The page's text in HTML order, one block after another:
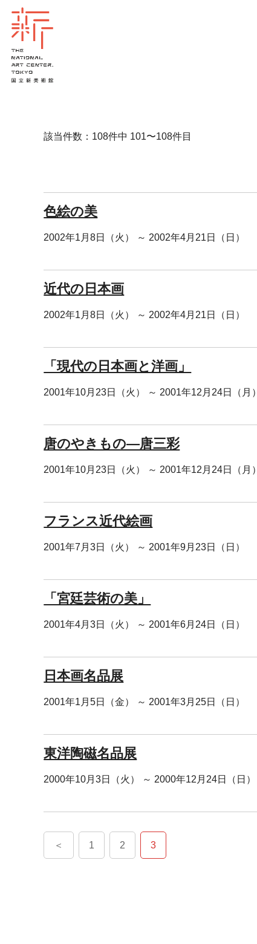
該当件数：108件中 101〜108件目
色絵の美
2002年1月8日（火） ～ 2002年4月21日（日）
近代の日本画
2002年1月8日（火） ～ 2002年4月21日（日）
「現代の日本画と洋画」
2001年10月23日（火） ～ 2001年12月24日（月）
唐のやきもの―唐三彩
2001年10月23日（火） ～ 2001年12月24日（月）
フランス近代絵画
2001年7月3日（火） ～ 2001年9月23日（日）
「宮廷芸術の美」
2001年4月3日（火） ～ 2001年6月24日（日）
日本画名品展
2001年1月5日（金） ～ 2001年3月25日（日）
東洋陶磁名品展
2000年10月3日（火） ～ 2000年12月24日（日）
＜ 1 2 3